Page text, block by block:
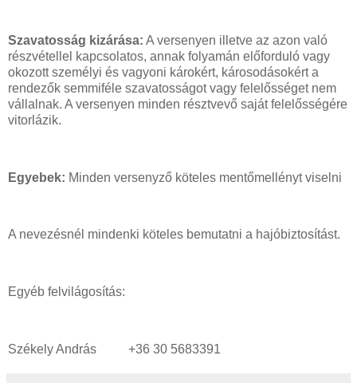
Szavatosság kizárása: A versenyen illetve az azon való
részvétellel kapcsolatos, annak folyamán előforduló vagy
okozott személyi és vagyoni károkért, károsodásokért a
rendezők semmiféle szavatosságot vagy felelősséget nem
vállalnak. A versenyen minden résztvevő saját felelősségére
vitorlázik.
Egyebek: Minden versenyző köteles mentőmellényt viselni
A nevezésnél mindenki köteles bemutatni a hajóbiztosítást.
Egyéb felvilágosítás:
Székely András +36 30 5683391